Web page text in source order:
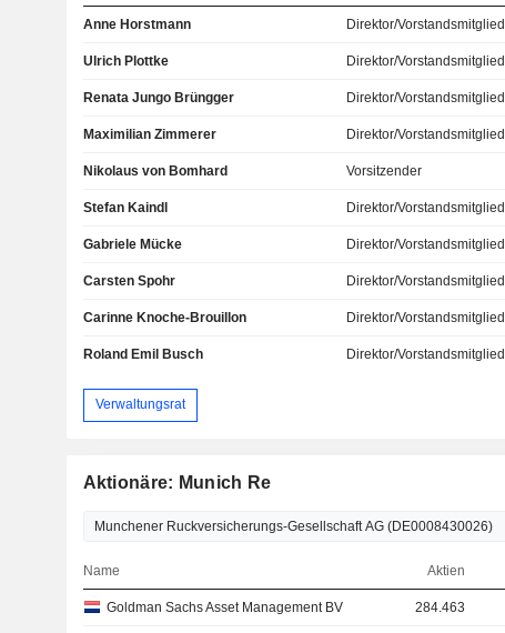
Anne Horstmann Direktor/Vorstandsmitglied
Ulrich Plottke Direktor/Vorstandsmitglied
Renata Jungo Brüngger Direktor/Vorstandsmitglied
Maximilian Zimmerer Direktor/Vorstandsmitglied
Nikolaus von Bomhard Vorsitzender
Stefan Kaindl Direktor/Vorstandsmitglied
Gabriele Mücke Direktor/Vorstandsmitglied
Carsten Spohr Direktor/Vorstandsmitglied
Carinne Knoche-Brouillon Direktor/Vorstandsmitglied
Roland Emil Busch Direktor/Vorstandsmitglied
Verwaltungsrat
Aktionäre: Munich Re
Name Aktien
Goldman Sachs Asset Management BV 284.463